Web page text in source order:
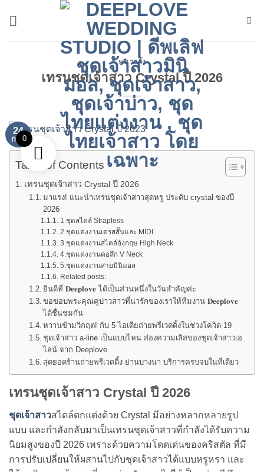
พรีเวดดิ้ง
เทรนชุดเจ้าสาว Crystal ปี 2026
24
ก.พ.
Table of Contents
เทรนชุดเจ้าสาว Crystal ปี 2026
มาแรง! แนะนำเทรนชุดเจ้าสาวสุดหรู ประดับ crystal ของปี
2026
1.ชุดสไตล์ Strapless
2.ชุดแต่งงานเดรสสั้นและ MIDI
3.ชุดแต่งงานสไตล์อังกฤษ High Neck
4.ชุดแต่งงานคอลึก V Neck
5.ชุดแต่งงานสายมินิมอล
Related posts:
ยินดีที่ 𝐃𝐞𝐞𝐩𝐥𝐨𝐯𝐞 ได้เป็นส่วนหนึ่งในวันสำคัญค่ะ
ขอขอบพระคุณคู่บ่าวสาวที่น่ารักของเราให้ทีมงาน 𝐃𝐞𝐞𝐩𝐥𝐨𝐯𝐞
ได้ชื่นชมกัน
หวานข้ามวิกฤต! กับ 5 ไอเดียถ่ายพรีเวดดิ้งในช่วงโควิด-19
ชุดเจ้าสาว a-line เป็นแบบไหน ส่องความเลิสของชุดเจ้าสาวเอ
ไลน์ จาก Deeplove
สุดยอดร้านถ่ายพรีเวดดิ้ง ย่านบางนา บริการครบจบในที่เดียว
เทรนชุดเจ้าสาว Crystalปี 2026
ชุดเจ้าสาวสไตล์ตกแต่งด้วย Crystal มีอย่างหลากหลายรูป
แบบ และกำลังกลับมาเป็นเทรนชุดเจ้าสาวที่กำลังได้รับความ
นิยมสูงของปี 2026 เพราะด้วยความโดดเด่นของคริสตัล ที่มี
การปรับเปลี่ยนให้ผสานไปกับชุดเจ้าสาวได้แบบหรูหรา และ
0